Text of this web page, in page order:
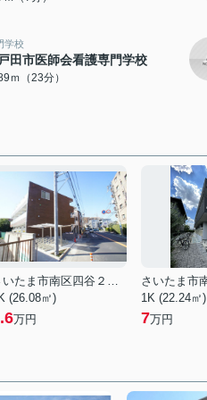
学校
田市医師会看護専門学校
ｍ（23分）
さいたま市南区四谷２丁目
(26.08㎡)
万円
1K (22.24㎡)
7万円